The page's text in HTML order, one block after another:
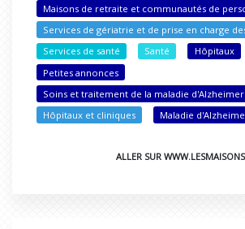
Maisons de retraite et communautés de
Services de gériatrie et de prise en charge
Services de santé
Santé
Hôpitaux
Petites annonces
Soins et traitement de la maladie d'Alzheimer
Hôpitaux et cliniques
Maladie
ALLER SUR